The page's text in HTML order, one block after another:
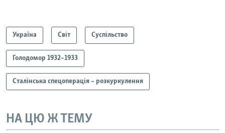
Україна Світ Суспільство
Голодомор 1932–1933
Сталінська спецоперація – розкуркулення
НА ЦЮ Ж ТЕМУ